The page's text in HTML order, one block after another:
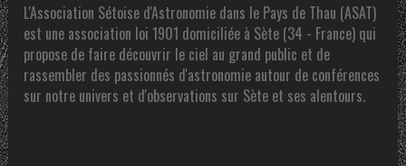
L'Association Sétoise d'Astronomie dans le Pays de Thau (ASAT)
est une association loi 1901 domiciliée à Sète (34 - France) qui
propose de faire découvrir le ciel au grand public et de
rassembler des passionnés d'astronomie autour de conférences
sur notre univers et d'observations sur Sète et ses alentours.